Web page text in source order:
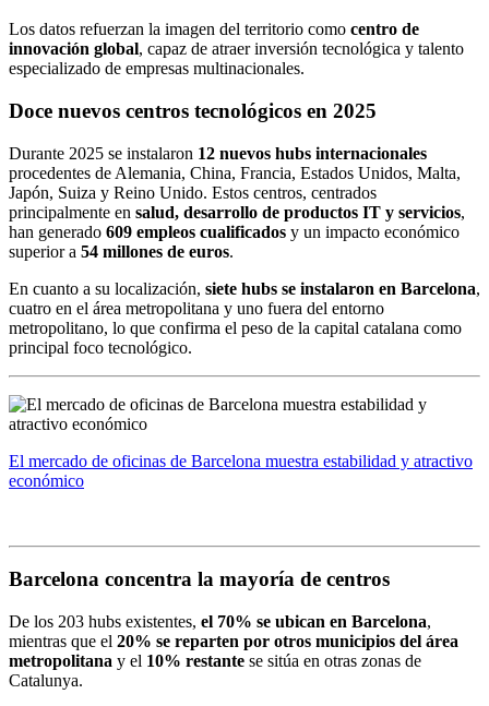
Los datos refuerzan la imagen del territorio como centro de
innovación global, capaz de atraer inversión tecnológica y talento
especializado de empresas multinacionales.
Doce nuevos centros tecnológicos en 2025
Durante 2025 se instalaron 12 nuevos hubs internacionales
procedentes de Alemania, China, Francia, Estados Unidos, Malta,
Japón, Suiza y Reino Unido. Estos centros, centrados
principalmente en salud, desarrollo de productos IT y servicios,
han generado 609 empleos cualificados y un impacto económico
superior a 54 millones de euros.
En cuanto a su localización, siete hubs se instalaron en Barcelona,
cuatro en el área metropolitana y uno fuera del entorno
metropolitano, lo que confirma el peso de la capital catalana como
principal foco tecnológico.
El mercado de oficinas de Barcelona muestra estabilidad y atractivo
económico
Barcelona concentra la mayoría de centros
De los 203 hubs existentes, el 70% se ubican en Barcelona,
mientras que el 20% se reparten por otros municipios del área
metropolitana y el 10% restante se sitúa en otras zonas de
Catalunya.